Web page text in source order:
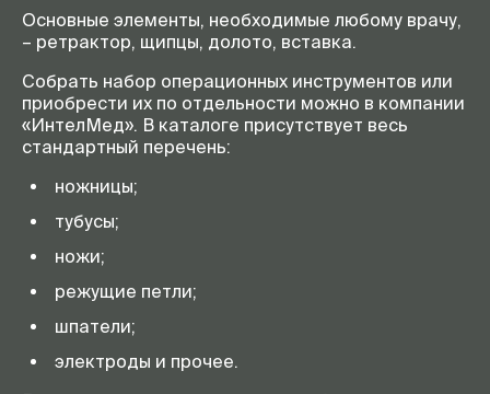
Основные элементы, необходимые любому врачу,
– ретрактор, щипцы, долото, вставка.
Собрать набор операционных инструментов или
приобрести их по отдельности можно в компании
«ИнтелМед». В каталоге присутствует весь
стандартный перечень:
ножницы;
тубусы;
ножи;
режущие петли;
шпатели;
электроды и прочее.